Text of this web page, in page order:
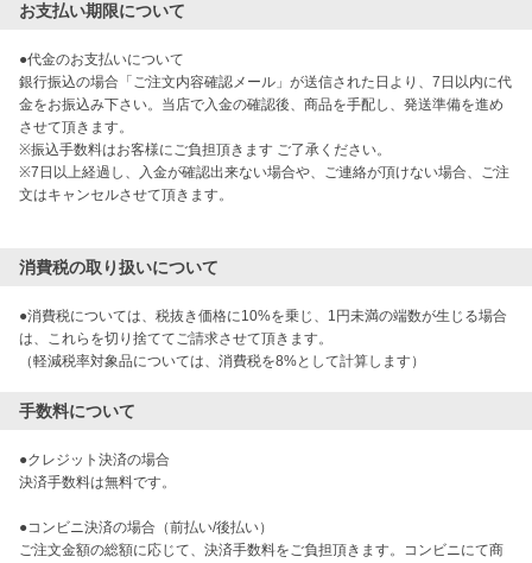
お支払い期限について
●代金のお支払いについて
銀行振込の場合「ご注文内容確認メール」が送信された日より、7日以内に代
金をお振込み下さい。当店で入金の確認後、商品を手配し、発送準備を進め
させて頂きます。
※振込手数料はお客様にご負担頂きます ご了承ください。
※7日以上経過し、入金が確認出来ない場合や、ご連絡が頂けない場合、ご注
文はキャンセルさせて頂きます。
消費税の取り扱いについて
●消費税については、税抜き価格に10%を乗じ、1円未満の端数が生じる場合
は、これらを切り捨ててご請求させて頂きます。
手数料について
●クレジット決済の場合
決済手数料は無料です。
●コンビニ決済の場合（前払い/後払い）
ご注文金額の総額に応じて、決済手数料をご負担頂きます。コンビニにて商